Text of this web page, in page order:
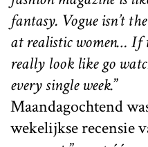
fantasy. Vogue isn’t
at realistic women… If
really look like go
every single week.”
Maandagochtend
wekelijkse recensie